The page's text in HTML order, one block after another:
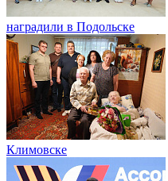
наградили в Подольске
Климовске